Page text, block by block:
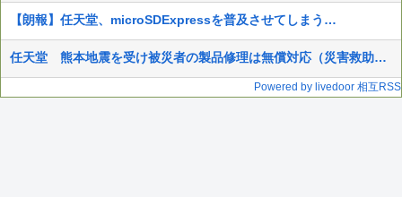
【朗報】任天堂、microSDExpressを普及させてしまう…
任天堂 熊本地震を受け被災者の製品修理は無償対応（災害救助法適用地域） 義援金5000万円寄付
Powered by livedoor 相互RSS